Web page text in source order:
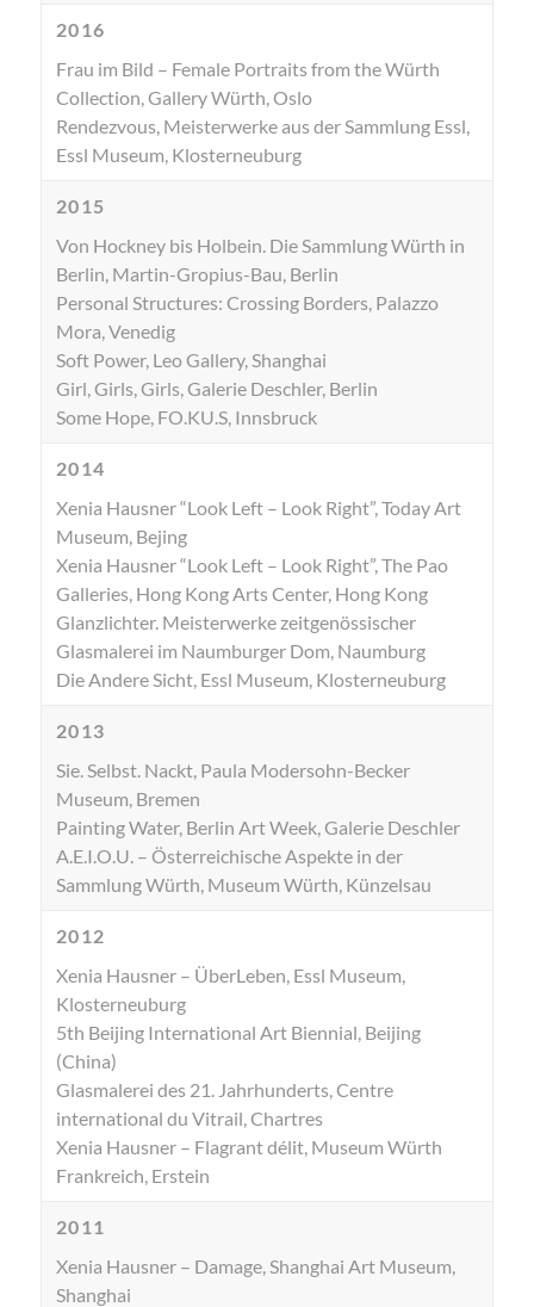
2016
Frau im Bild – Female Portraits from the Würth
Collection, Gallery Würth, Oslo
Rendezvous, Meisterwerke aus der Sammlung Essl,
Essl Museum, Klosterneuburg
2015
Von Hockney bis Holbein. Die Sammlung Würth in
Berlin, Martin-Gropius-Bau, Berlin
Personal Structures: Crossing Borders, Palazzo
Mora, Venedig
Soft Power, Leo Gallery, Shanghai
Girl, Girls, Girls, Galerie Deschler, Berlin
Some Hope, FO.KU.S, Innsbruck
2014
Xenia Hausner “Look Left – Look Right”, Today Art
Museum, Bejing
Xenia Hausner “Look Left – Look Right”, The Pao
Galleries, Hong Kong Arts Center, Hong Kong
Glanzlichter. Meisterwerke zeitgenössischer
Glasmalerei im Naumburger Dom, Naumburg
Die Andere Sicht, Essl Museum, Klosterneuburg
2013
Sie. Selbst. Nackt, Paula Modersohn-Becker
Museum, Bremen
Painting Water, Berlin Art Week, Galerie Deschler
A.E.I.O.U. – Österreichische Aspekte in der
Sammlung Würth, Museum Würth, Künzelsau
2012
Xenia Hausner – ÜberLeben, Essl Museum,
Klosterneuburg
5th Beijing International Art Biennial, Beijing
(China)
Glasmalerei des 21. Jahrhunderts, Centre
international du Vitrail, Chartres
Xenia Hausner – Flagrant délit, Museum Würth
Frankreich, Erstein
2011
Xenia Hausner – Damage, Shanghai Art Museum,
Shanghai